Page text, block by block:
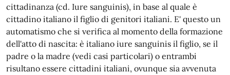
cittadinanza (cd. Iure sanguinis), in base al quale è
cittadino italiano il figlio di genitori italiani. E' questo un
automatismo che si verifica al momento della formazione
dell'atto di nascita: è italiano iure sanguinis il figlio, se il
padre o la madre (vedi casi particolari) o entrambi
risultano essere cittadini italiani, ovunque sia avvenuta